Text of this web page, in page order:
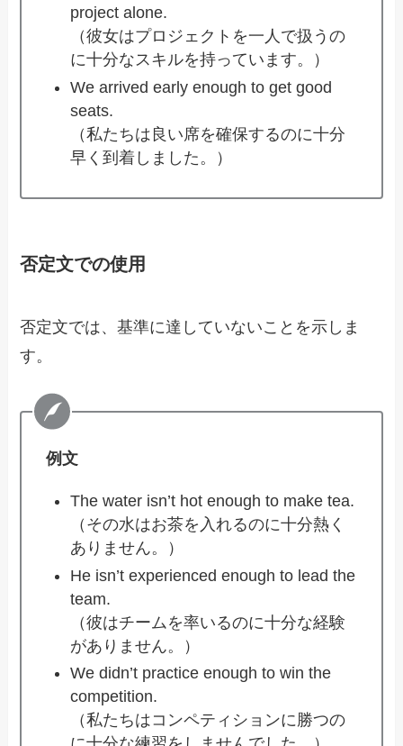
project alone.
（彼女はプロジェクトを一人で扱うの
に十分なスキルを持っています。）
We arrived early enough to get good
seats.
（私たちは良い席を確保するのに十分
早く到着しました。）
否定文での使用
否定文では、基準に達していないことを示しま
す。
例文
The water isn’t hot enough to make tea.
（その水はお茶を入れるのに十分熱く
ありません。）
He isn’t experienced enough to lead the
team.
（彼はチームを率いるのに十分な経験
がありません。）
We didn’t practice enough to win the
competition.
（私たちはコンペティションに勝つの